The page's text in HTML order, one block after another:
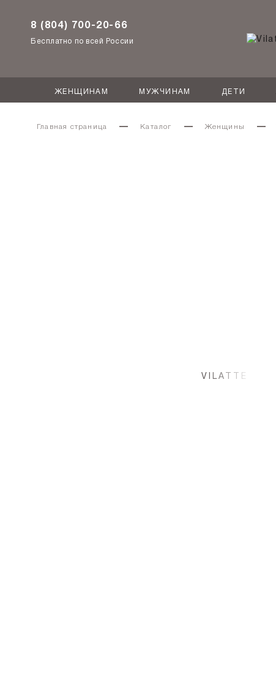
8 (804) 700-20-66
Бесплатно по всей России
ЖЕНЩИНАМ МУЖЧИНАМ ДЕТИ
Главная страница Каталог Женщины